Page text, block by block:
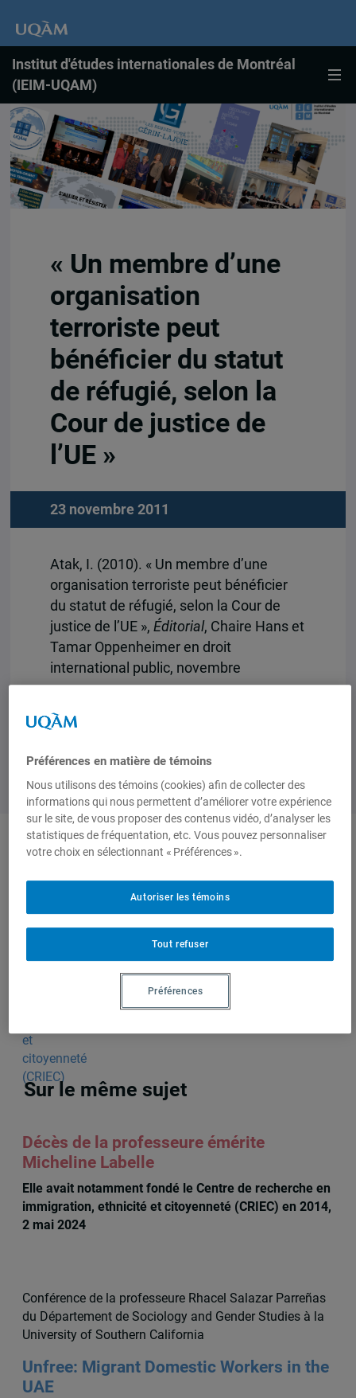
Institut d'études internationales de Montréal
(IEIM-UQAM)
« Un membre d’une
organisation
terroriste peut
bénéficier du statut
de réfugié, selon la
Cour de justice de
l’UE »
23 novembre 2011
Atak, I. (2010). « Un membre d’une
organisation terroriste peut bénéficier
du statut de réfugié, selon la Cour de
justice de l’UE », Éditorial, Chaire Hans et
Tamar Oppenheimer en droit
international public, novembre
Centre de
ethnicité et
citoyenneté
(CRIEC)
Sur le même sujet
Décès de la professeure émérite
Micheline Labelle
Elle avait notamment fondé le Centre de recherche en
immigration, ethnicité et citoyenneté (CRIEC) en 2014,
2 mai 2024
Conférence de la professeure Rhacel Salazar Parreñas
du Département de Sociology and Gender Studies à la
University of Southern California
Unfree: Migrant Domestic Workers in the
UAE
Préférences en matière de témoins
Nous utilisons des témoins (cookies) afin de collecter des
informations qui nous permettent d’améliorer votre expérience
sur le site, de vous proposer des contenus vidéo, d’analyser les
statistiques de fréquentation, etc. Vous pouvez personnaliser
votre choix en sélectionnant « Préférences ».
Tout refuser
Autoriser les témoins
Préférences